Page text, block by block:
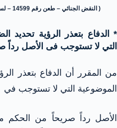
( النقض الجنائي – طعن رقم 14599 – لسنة 59ق تاريخ الجلسة 11 / 1 / 1990)
* الدفاع بتعذر الرؤية تحديد
التي لا تستوجب فى الأصل رداً
من المقرر أن الدفاع بتعذر
الموضوعية التي لا تستوجب في
الأصل رداً صريحاً من الحكم